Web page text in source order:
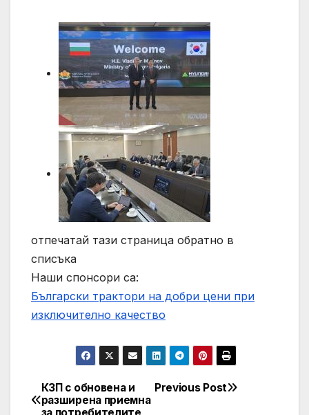
отпечатай тази страница обратно в
списъка
Наши спонсори са:
Български трактори на добри цени при
изключително качество
Post
Previous Post
КЗП с обновена и
разширена приемна